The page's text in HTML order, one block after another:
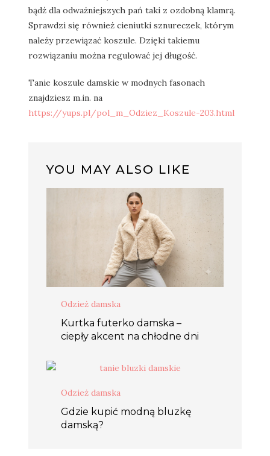
bądź dla odważniejszych pań taki z ozdobną klamrą.
Sprawdzi się również cieniutki sznureczek, którym
należy przewiązać koszule. Dzięki takiemu
rozwiązaniu można regulować jej długość.
Tanie koszule damskie w modnych fasonach
znajdziesz m.in. na
https://yups.pl/pol_m_Odziez_Koszule-203.html
YOU MAY ALSO LIKE
Odzież damska
Kurtka futerko damska –
ciepły akcent na chłodne dni
Odzież damska
Gdzie kupić modną bluzkę
damską?